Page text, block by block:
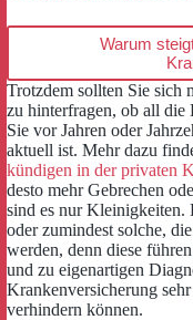
Warum
Trotzdem sollten Sie sich
zu hinterfragen, ob all die
Sie vor Jahren oder
aktuell ist. Mehr dazu
kündigen in der privaten
desto mehr Gebrechen
sind es nur Kleinigkeiten.
oder zumindest solche,
werden, denn diese
und zu eigenartigen
Krankenversicherung
verhindern können.